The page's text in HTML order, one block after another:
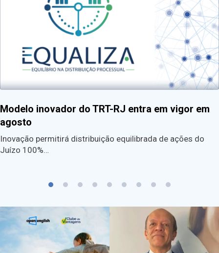
Modelo inovador do TRT-RJ entra em vigor em
agosto
Inovação permitirá distribuição equilibrada de ações do
Juízo 100%…